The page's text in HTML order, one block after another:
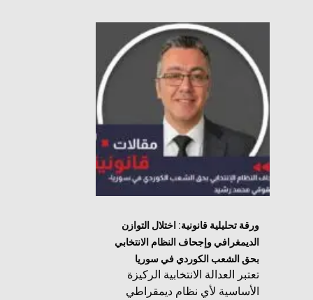
ورقة تحليلية قانونية: اختلال التوازن
الديمغرافي وإجحاف النظام الانتخابي
بحق الشعب الكوردي في سوريا
تعتبر العدالة الانتخابية الركيزة
الأساسية لأي نظام ديمقراطي